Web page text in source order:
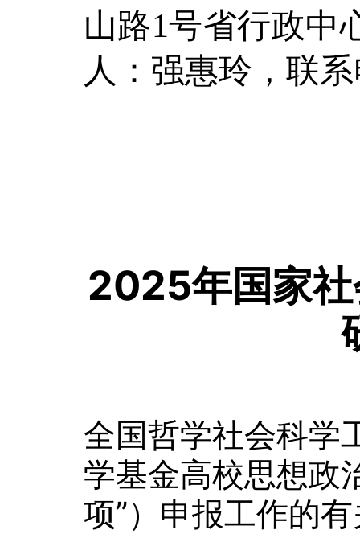
山路1号省行政中
人： 强惠玲 ，联
2025年国家社
全国哲学社会科学
学基金高校思想政
项”）申报工作的